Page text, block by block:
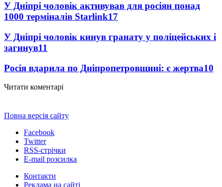
У Дніпрі чоловік активував для росіян понад
1000 терміналів Starlink17
У Дніпрі чоловік кинув гранату у поліцейських і
загинув11
Росія вдарила по Дніпропетровщині: є жертва10
Читати коментарі
Повна версія сайту
Facebook
Twitter
RSS-стрічки
E-mail розсилка
Контакти
Реклама на сайті